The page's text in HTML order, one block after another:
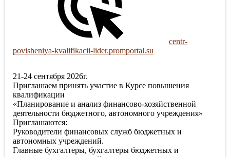
centr-
povisheniya-kvalifikacii-lider.promportal.su
21-24 сентября 2026г.
Приглашаем принять участие в Курсе повышения
квалификации
«Планирование и анализ финансово-хозяйственной
деятельности бюджетного, автономного учреждения»
Приглашаются:
Руководители финансовых служб бюджетных и
автономных учреждений.
Главные бухгалтеры, бухгалтеры бюджетных и